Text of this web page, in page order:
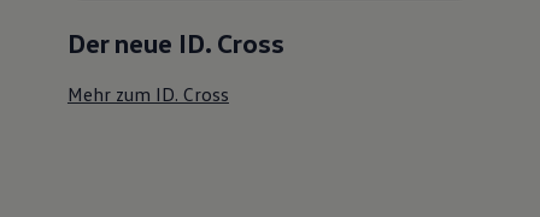
Der neue ID. Cross
Mehr zum ID. Cross